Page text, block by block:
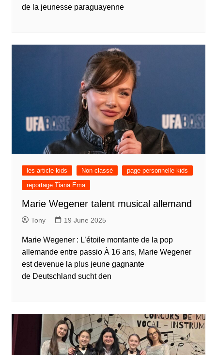
de la jeunesse paraguayenne
les article kids Non classé
page personnelle kids
reportage Tiana Ema
Marie Wegener talent musical allemand
Tony 19 June 2025
Marie Wegener : L’étoile montante de la pop
allemande entre passio À 16 ans, Marie Wegener
est devenue la plus jeune gagnante
de Deutschland sucht den